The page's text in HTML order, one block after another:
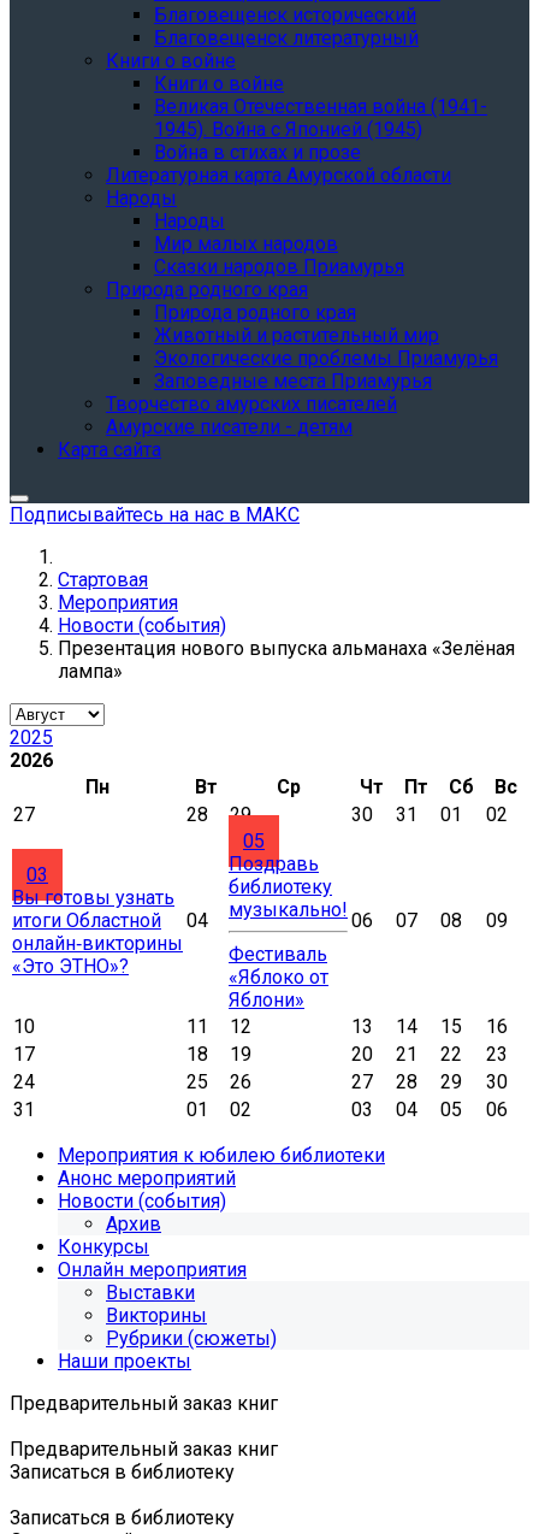
Благовещенск исторический
Благовещенск литературный
Книги о войне
Книги о войне
Великая Отечественная война (1941-
1945). Война с Японией (1945)
Война в стихах и прозе
Литературная карта Амурской области
Народы
Народы
Мир малых народов
Сказки народов Приамурья
Природа родного края
Природа родного края
Животный и растительный мир
Экологические проблемы Приамурья
Заповедные места Приамурья
Творчество амурских писателей
Амурские писатели - детям
Карта сайта
Подписывайтесь на нас в МАКС
Стартовая
Мероприятия
Новости (события)
Презентация нового выпуска альманаха «Зелёная
лампа»
2025
2026
Пн
Вт Ср Чт Пт Сб
Вс
27
28 29 30 31 01 02
03
Вы готовы узнать
итоги Областной
онлайн‑викторины
«Это ЭТНО»?
04
05
Поздравь
библиотеку
музыкально!
Фестиваль
«Яблоко от
Яблони»
06 07 08 09
10 11 12 13 14 15
16
17
18 19 20 21 22
23
24
25 26 27 28 29
30
31
01 02 03 04 05
06
Мероприятия к юбилею библиотеки
Анонс мероприятий
Новости (события)
Архив
Конкурсы
Онлайн мероприятия
Выставки
Викторины
Рубрики (сюжеты)
Наши проекты
Предварительный заказ книг
Предварительный заказ книг
Записаться в библиотеку
Записаться в библиотеку